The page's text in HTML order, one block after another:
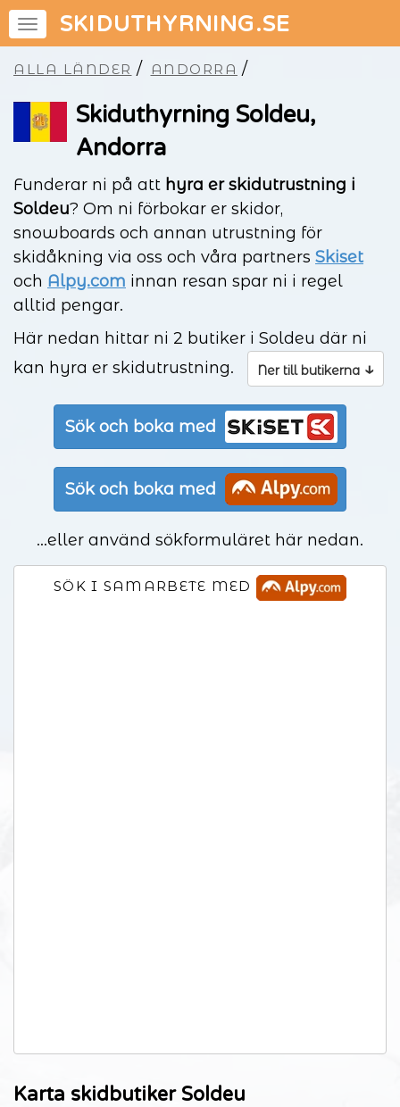
SKIDUTHYRNING.SE
ALLA LÄNDER / ANDORRA /
Skiduthyrning Soldeu,
Andorra
Funderar ni på att hyra er skidutrustning i
Soldeu? Om ni förbokar er skidor,
snowboards och annan utrustning för
skidåkning via oss och våra partners Skiset
och Alpy.com innan resan spar ni i regel
alltid pengar.
Här nedan hittar ni 2 butiker i Soldeu där ni
kan hyra er skidutrustning.
Ner till butikerna ↓
Sök och boka med
Sök och boka med
...eller använd sökformuläret här nedan.
SÖK I SAMARBETE MED
Karta skidbutiker Soldeu